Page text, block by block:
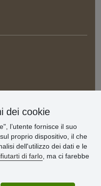
dei cookie
l’utente fornisce il suo
proprio dispositivo, il che
dell'utilizzo dei dati e le
di farlo , ma ci farebbe